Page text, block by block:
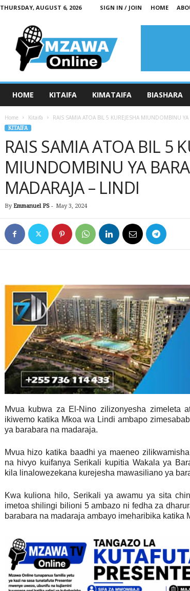
THURSDAY, AUGUST 6, 2026 SIGN IN / JOIN HOME
HOME KITAIFA KIMATAIFA BIASHARA
Home Kitaifa RAIS SAMIA ATOA BIL 5 KUREJESHA MIUNDOMBINU YA
KITAIFA
RAIS SAMIA ATOA BIL 5
MIUNDOMBINU YA
MADARAJA – LINDI
By Emmanuel PS- May 3, 2024
Mvua kubwa za El-Nino zilizonyesha zimeleta
ikiwemo katika Mkoa wa Lindi ambapo
ya barabara na madaraja.
Mvua hizo katika baadhi ya maeneo
na hivyo kuifanya Serikali kupitia Wakala ya
kila linalowezekana kurejesha mawasiliano ya
Kwa kuliona hilo, Serikali ya awamu ya sita
imetoa shilingi bilioni 5 ambazo ni fedha za
barabara na madaraja ambayo imeharibika katika